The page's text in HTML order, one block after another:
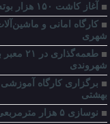
آغاز کاشت ۱۵۰ هزار بوته گل پائیزی از تولیدات گلخانه‌های منطقه۸
شهری
شهروندی
برگزاری کارگاه
بهشتی
نوسازی ۵ هزار مترمربعی پارک تربیت معلم در آخر طالقانی